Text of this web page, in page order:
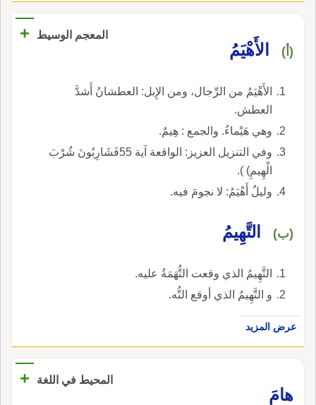
المعجم الوسيط +
(أ) الأَهْيَمُ
الأَهْيَمُ من الرِّجال، ومن الإِبل: العطشانُ أَشدَّ
العطش.
وهي هَيْماءُ. والجمع : هِيمٌ.
وفي التنزيل العزيز: الواقعة آية 55فَشَارِبُونَ شُرْبَ
الْهِيمِ) ).
وليلٌ أَهْيَمُ: لا نجومَ فيه.
(ب) التَّهِيمُ
التَّهِيمُ الذي وقعت التُّهَمَةُ عليه.
و التَّهِيمُ الذي أوقع التُّه.
عرض المزيد
المحيط في اللغة
+
هامَ